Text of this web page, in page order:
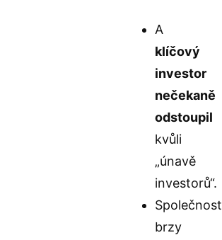
A
klíčový
investor
nečekaně
odstoupil
kvůli
„únavě
investorů“.
Společnost
brzy